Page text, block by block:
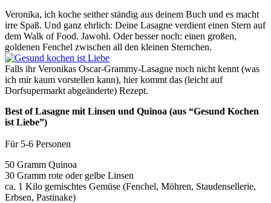
Veronika, ich koche seither ständig aus deinem Buch und es macht
irre Spaß. Und ganz ehrlich: Deine Lasagne verdient einen Stern auf
dem Walk of Food. Jawohl. Oder besser noch: einen großen,
goldenen Fenchel zwischen all den kleinen Sternchen.
Falls ihr Veronikas Oscar-Grammy-Lasagne noch nicht kennt (was
ich mir kaum vorstellen kann), hier kommt das (leicht auf
Dorfsupermarkt abgeänderte) Rezept.
Best of Lasagne mit Linsen und Quinoa (aus “Gesund Kochen
ist Liebe”)
Für 5-6 Personen
50 Gramm Quinoa
30 Gramm rote oder gelbe Linsen
ca. 1 Kilo gemischtes Gemüse (Fenchel, Möhren, Staudensellerie,
Erbsen, Pastinake)